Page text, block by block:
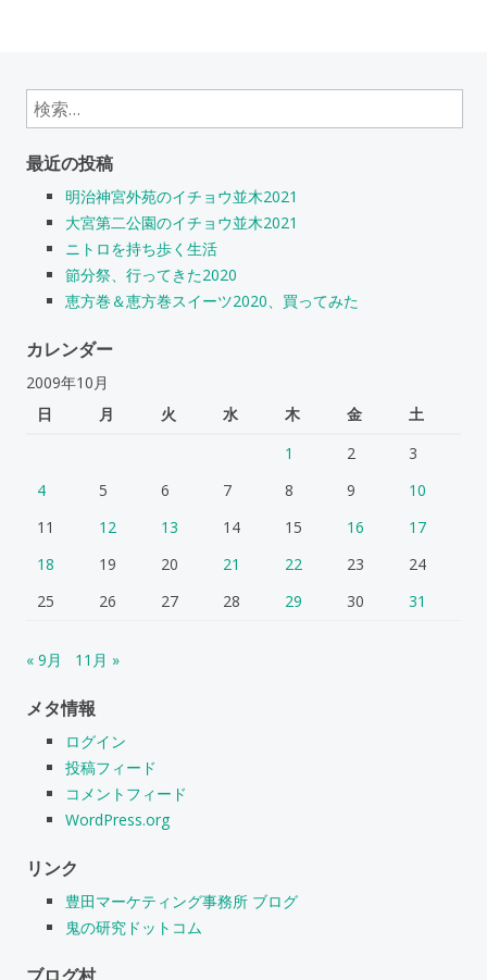
検
索:
最近の投稿
明治神宮外苑のイチョウ並木2021
大宮第二公園のイチョウ並木2021
ニトロを持ち歩く生活
節分祭、行ってきた2020
恵方巻＆恵方巻スイーツ2020、買ってみた
カレンダー
2009年10月
日
月 火 水 木 金
土
1
2
3
4
5 6 7 8 9
10
11
12 13 14 15 16
17
18
19 20 21 22 23
24
25
26 27 28 29 30 31
« 9月 11月 »
メタ情報
ログイン
投稿フィード
コメントフィード
WordPress.org
リンク
豊田マーケティング事務所 ブログ
鬼の研究ドットコム